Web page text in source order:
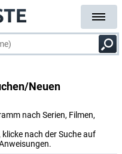
Neuen
nach Serien, Filmen,
nach der Suche auf